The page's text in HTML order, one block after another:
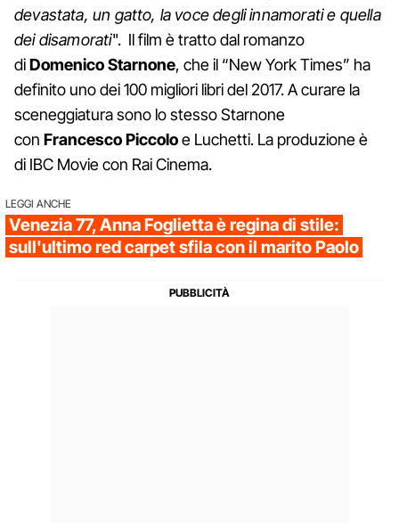
devastata, un gatto, la voce degli innamorati e quella
dei disamorati". Il film è tratto dal romanzo
diDomenico Starnone, che il “New York Times” ha
definito uno dei 100 migliori libri del 2017. A curare la
sceneggiatura sono lo stesso Starnone
con Francesco Piccoloe Luchetti. La produzione è
di IBC Movie con Rai Cinema.
LEGGI ANCHE
Venezia 77, Anna Foglietta è regina di stile:
sull'ultimo red carpet sfila con il marito Paolo